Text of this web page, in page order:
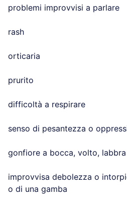
problemi improvvisi a parlare
rash
orticaria
prurito
difficoltà a respirare
senso di pesantezza o
gonfiore a bocca, volto,
improvvisa debolezza o
o di una gamba